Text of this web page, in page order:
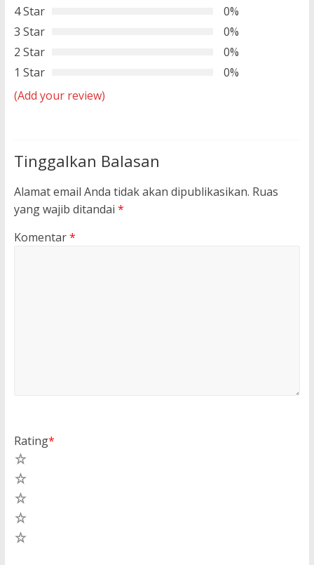
4 Star
0%
3 Star
0%
2 Star
0%
1 Star
0%
(Add your review)
Tinggalkan Balasan
Alamat email Anda tidak akan dipublikasikan. Ruas
yang wajib ditandai *
Komentar*
Rating*